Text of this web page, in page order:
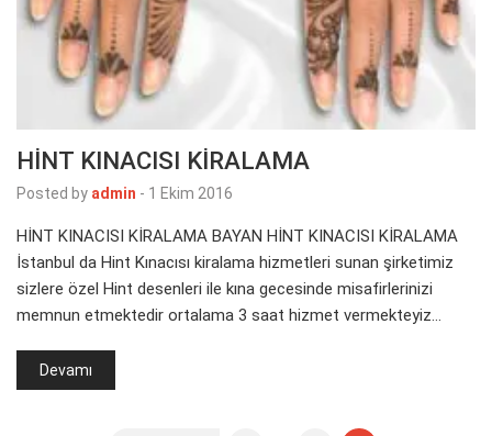
HİNT KINACISI KİRALAMA
Posted by admin - 1 Ekim 2016
HİNT KINACISI KİRALAMA BAYAN HİNT KINACISI KİRALAMA
İstanbul da Hint Kınacısı kiralama hizmetleri sunan şirketimiz
sizlere özel Hint desenleri ile kına gecesinde misafirlerinizi
memnun etmektedir ortalama 3 saat hizmet vermekteyiz…
Devamı